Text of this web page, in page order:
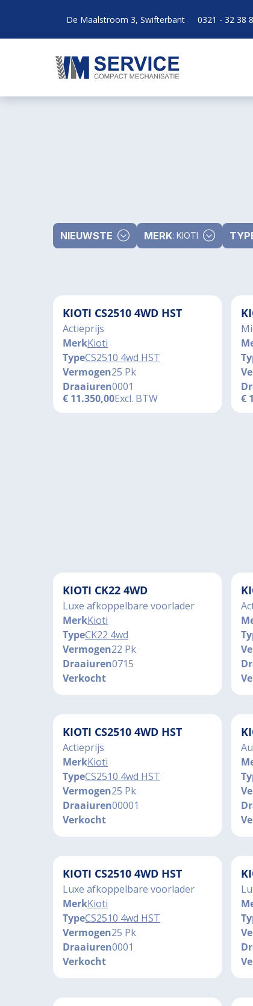
De Maalstroom 3, Swifterbant 0321 - 32 38
NIEUWSTE MERK: KIOTI
KIOTI CS2510 4WD HST
Actieprijs
MerkKioti
TypeCS2510 4wd HST
Vermogen25 Pk
Draaiuren0001
€ 11.350,00Excl. BTW
€
KIOTI CK22 4WD
Luxe afkoppelbare voorlader
MerkKioti
TypeCK22 4wd
Vermogen22 Pk
Draaiuren0715
Verkocht
KIOTI CS2510 4WD HST
Actieprijs
MerkKioti
TypeCS2510 4wd HST
Vermogen25 Pk
Draaiuren00001
Verkocht
KIOTI CS2510 4WD HST
Luxe afkoppelbare voorlader
MerkKioti
TypeCS2510 4wd HST
Vermogen25 Pk
Draaiuren0001
Verkocht